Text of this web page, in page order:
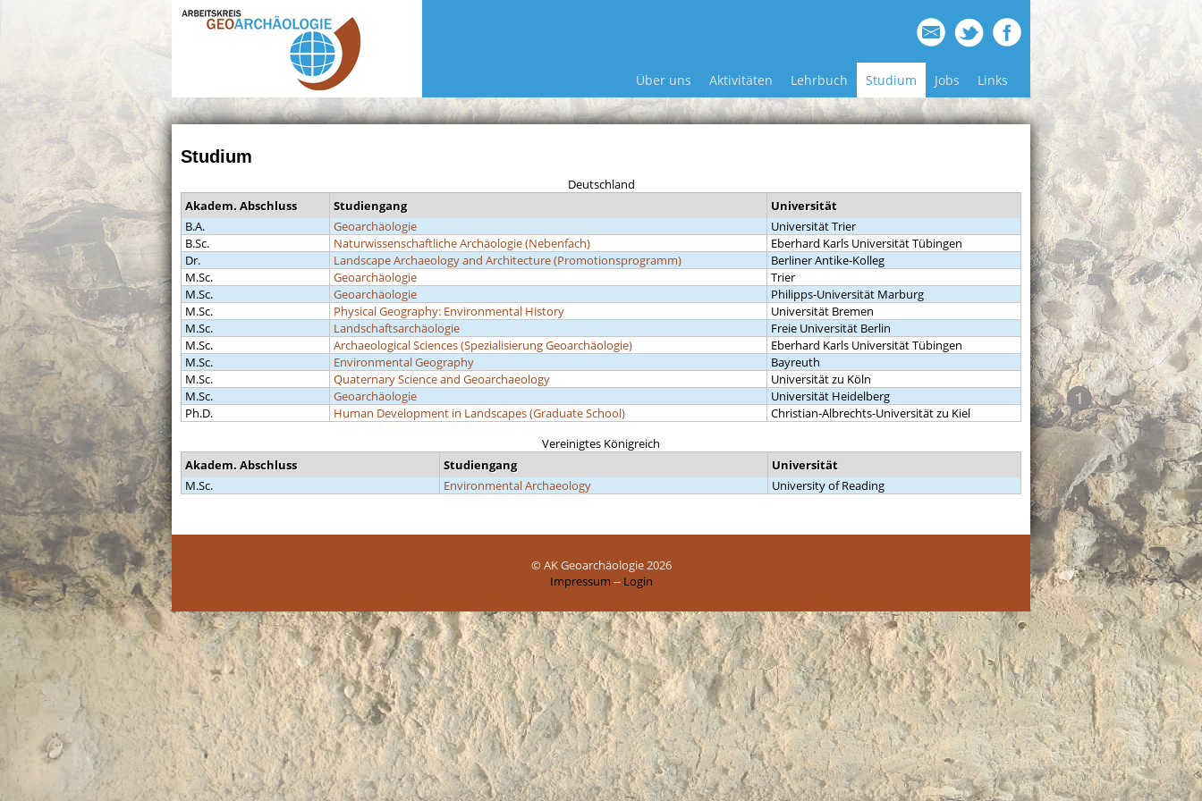
Über uns Aktivitäten Lehrbuch Studium Jobs Links
Studium
Deutschland
Akadem. Abschluss
Studiengang
Universität
B.A.
Geoarchäologie
Universität Trier
B.Sc.
Naturwissenschaftliche Archäologie (Nebenfach)
Eberhard Karls Universität Tübingen
Dr.
Landscape Archaeology and Architecture (Promotionsprogramm)
Berliner Antike-Kolleg
M.Sc.
Geoarchäologie
Trier
M.Sc.
Geoarchäologie
Philipps-Universität Marburg
M.Sc.
Physical Geography: Environmental History
Universität Bremen
M.Sc.
Landschaftsarchäologie
Freie Universität Berlin
M.Sc.
Archaeological Sciences (Spezialisierung Geoarchäologie)
Eberhard Karls Universität Tübingen
M.Sc.
Environmental Geography
Bayreuth
M.Sc.
Quaternary Science and Geoarchaeology
Universität zu Köln
M.Sc.
Geoarchäologie
Universität Heidelberg
Ph.D.
Human Development in Landscapes (Graduate School)
Christian-Albrechts-Universität zu Kiel
Vereinigtes Königreich
Akadem. Abschluss
Studiengang
Universität
M.Sc.
Environmental Archaeology University of Reading
© AK Geoarchäologie 2026
Impressum -- Login